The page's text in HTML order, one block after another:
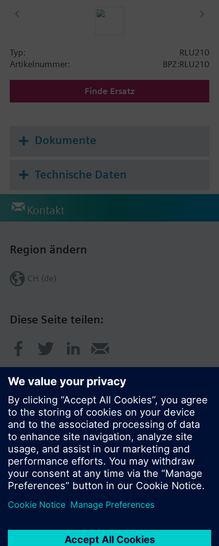
Integrierte Bedienung
Typ:
RLU210
Artikelnummer:
BPZ:RLU210
Finde Ersatz
Dokumente
Technische Daten
Kontakt
Diese Seite teilen:
Region ändern
CH (de)
© Siemens Schweiz AG 2017
Produktangebot und Preise können pro Land
variieren.
Nutzungsbedingungen